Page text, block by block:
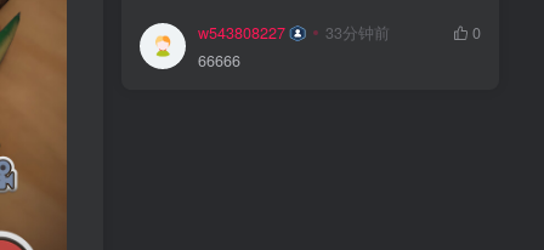
w543808227 33分钟前
0
66666